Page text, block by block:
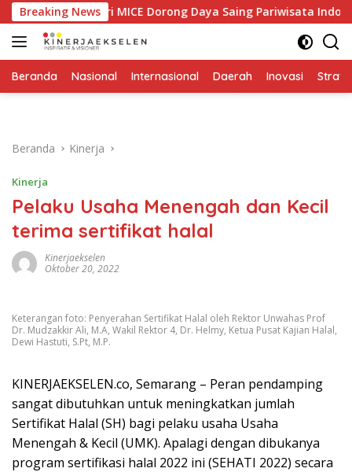
Langsung
ke
konten
Breaking News
Industri MICE Dorong Daya Saing Pariwisata Indonesia
Beranda Nasional Internasional Daerah Inovasi
Beranda Kinerja
Kinerja
Pelaku Usaha Menengah dan Kecil
terima sertifikat halal
Kinerjaekselen
Oktober 20, 2022
Keterangan foto: Penyerahan Sertifikat Halal oleh Rektor Unwahas Prof
Dr. Mudzakkir Ali, M.A, Wakil Rektor 4, Dr. Helmy, Ketua Pusat Kajian Halal,
Dewi Hastuti, S.Pt, M.P.
KINERJAEKSELEN.co, Semarang – Peran pendamping
sangat dibutuhkan untuk meningkatkan jumlah
Sertifikat Halal (SH) bagi pelaku usaha Usaha
Menengah & Kecil (UMK). Apalagi dengan dibukanya
program sertifikasi halal 2022 ini (SEHATI 2022) secara